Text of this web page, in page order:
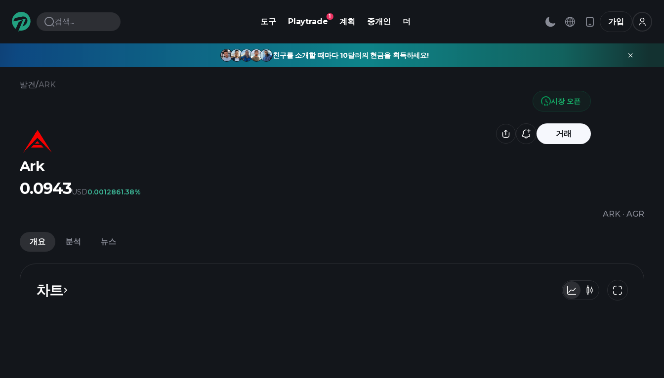
검색... 도구 Playtrade
1
계획 중개인 더 가입
친구를 소개할 때마다 10달러의 현금을 획득하세요!
발견/ARK
거래
Ark
ARK · AGR
시장 오픈
0.0943USD0.0012861.38%
개요 분석 뉴스
차트